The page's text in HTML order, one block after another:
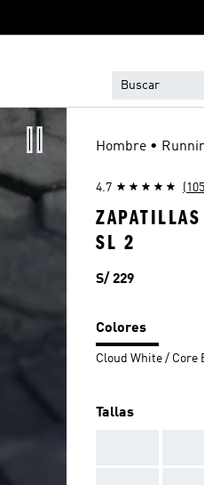
Hombre •
4.7
SL 2
Precio
S/ 229
Colores
Cloud White / Core
Tallas